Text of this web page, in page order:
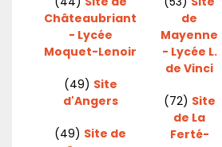
Châteaubriant
- Lycée
Moquet-Lenoir
(49) Site
d'Angers
(49) Site de
de
Mayenne
- Lycée L.
de Vinci
(72) Site
de La
Ferté-